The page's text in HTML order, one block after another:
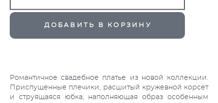
ДОБАВИТЬ В КОРЗИНУ
Романтичное свадебное платье из новой коллекции.
Приспущенные плечики, расшитый кружевной корсет
и струящаяся юбка, наполняющая образ особенным